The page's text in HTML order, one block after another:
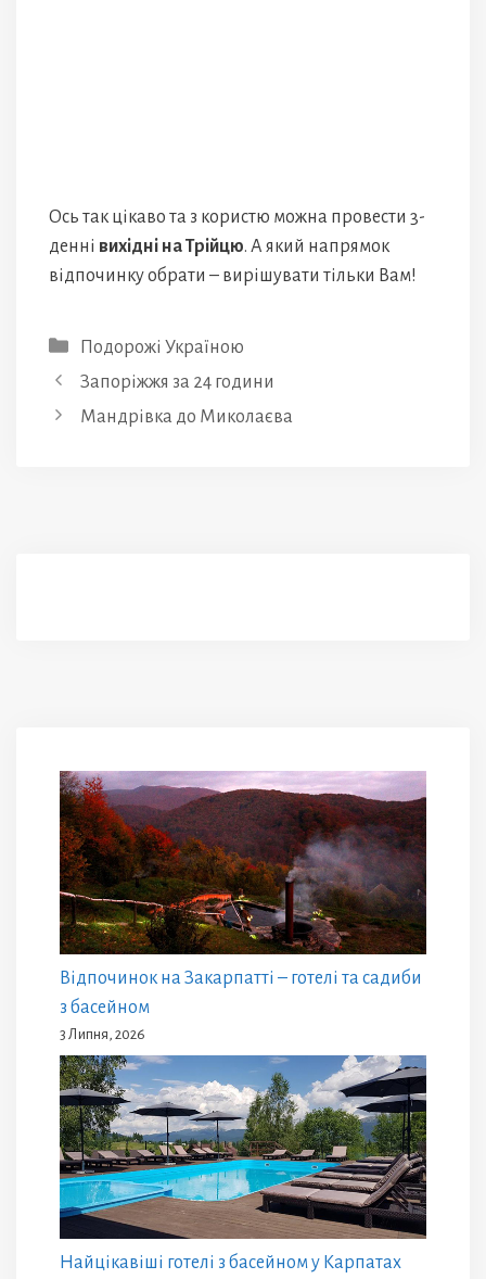
Ось так цікаво та з користю можна провести 3-
денні вихідні на Трійцю. А який напрямок
відпочинку обрати – вирішувати тільки Вам!
Категорії
Подорожі Україною
Запоріжжя за 24 години
Мандрівка до Миколаєва
Відпочинок на Закарпатті – готелі та садиби
з басейном
3 Липня, 2026
Найцікавіші готелі з басейном у Карпатах